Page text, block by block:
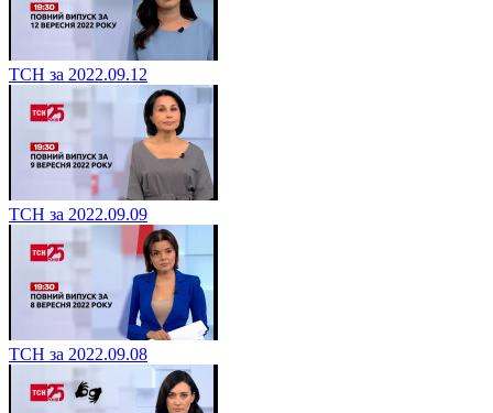
ТСН за 2022.09.12
ТСН за 2022.09.09
ТСН за 2022.09.08